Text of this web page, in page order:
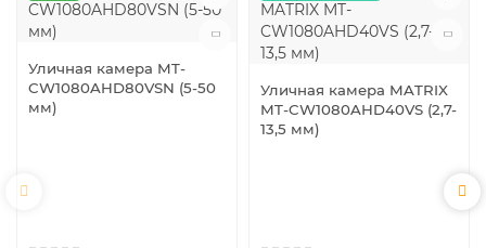
Уличная камера MT-
CW1080AHD80VSN (5-50
мм)
Уличная камера MATRIX
MT-CW1080AHD40VS (2,7-
13,5 мм)